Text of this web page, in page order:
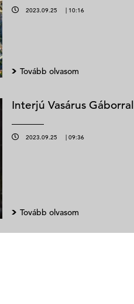
2023.09.25 | 10:16
Tovább olvasom
Interjú Vasárus Gáborral
2023.09.25 | 09:36
Tovább olvasom